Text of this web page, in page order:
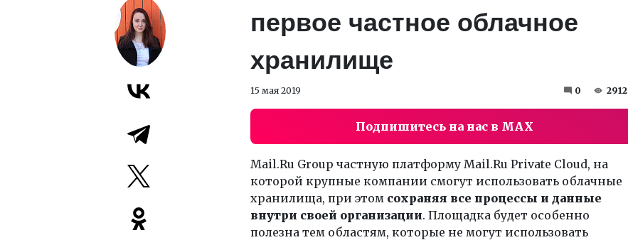
первое частное облачное
хранилище
15 мая 2019 0 2912
Подпишитесь на нас в MAX
Mail.Ru Group частную платформу Mail.Ru Private Cloud, на
которой крупные компании смогут использовать облачные
хранилища, при этом сохраняя все процессы и данные
внутри своей организации. Площадка будет особенно
полезна тем областям, которые не могут использовать